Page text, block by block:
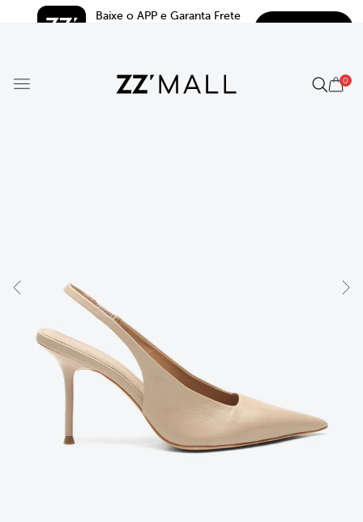
Baixe o APP e Garanta Frete
0